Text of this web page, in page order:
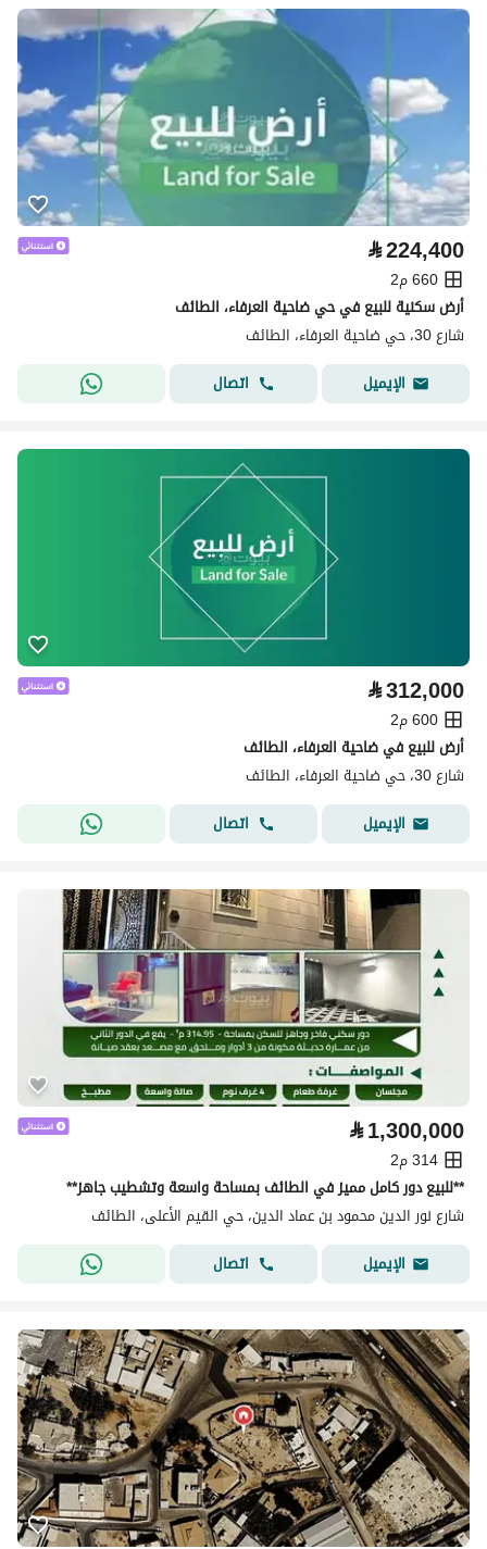
⃁224,400
660 م2
أرض سكنية للبيع في حي ضاحية العرفاء، الطائف
شارع 30، حي ضاحية العرفاء، الطائف
الإيميل
اتصال
⃁312,000
600 م2
أرض للبيع في ضاحية العرفاء، الطائف
شارع 30، حي ضاحية العرفاء، الطائف
الإيميل
اتصال
⃁1,300,000
314 م2
**للبيع دور كامل مميز في الطائف بمساحة واسعة وتشطيب جاهز**
شارع نور الدين محمود بن عماد الدين، حي القيم الأعلى، الطائف
الإيميل
اتصال